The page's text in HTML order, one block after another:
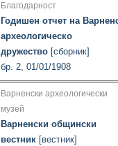
Благодарност
Годишен отчет на
археологическо
дружество [сборник]
бр. 2, 01/01/1908
Варненски археологически
музей
Варненски общински
вестник [вестник]